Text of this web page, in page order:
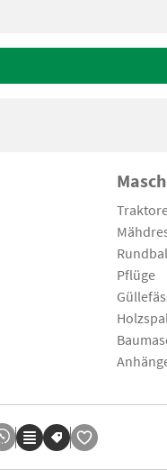
Pflüge